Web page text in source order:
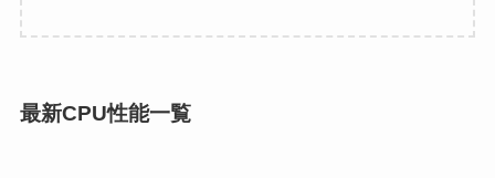
最新CPU性能一覧